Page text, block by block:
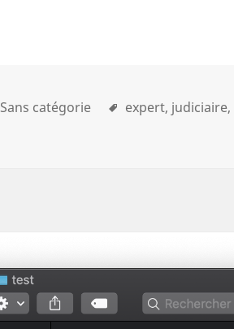
Sans catégorie expert judiciaire